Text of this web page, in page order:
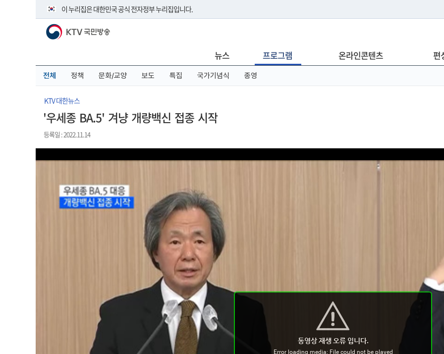
이 누리집은 대한민국 공식 전자정부 누리집입니다.
공식 누리집 주소 확인하기
이밖에 or.kr 또는 .kr등 다른 도메인 주소를 사용하고 있다면 아래 URL에서 도메인 주소를 확인해 보세요
KTV 국민방송
뉴스 프로그램 온라인콘텐츠 편
전체 정책 문화/교양 보도 특집 국가기념식 종영
KTV 대한뉴스
'우세종 BA.5' 겨냥 개량백신 접종 시작
등록일 : 2022.11.14